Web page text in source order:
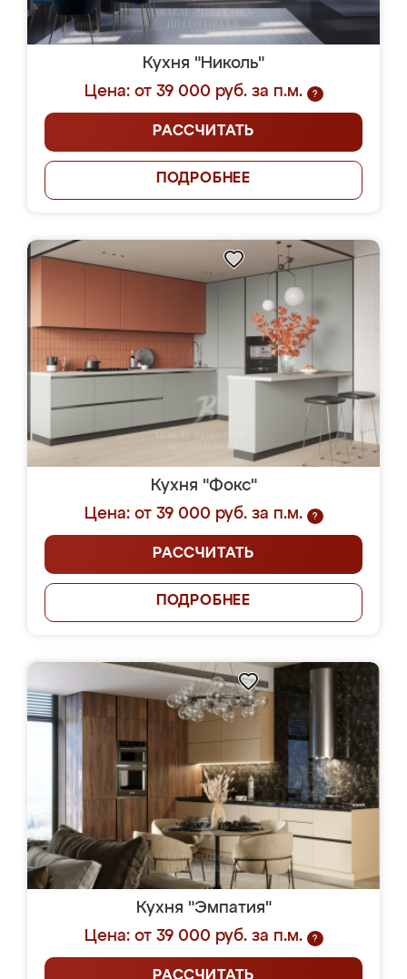
Кухня "Николь"
Цена: от 39 000 руб. за п.м.
?
РАССЧИТАТЬ
ПОДРОБНЕЕ
Кухня "Фокс"
Цена: от 39 000 руб. за п.м.
?
РАССЧИТАТЬ
ПОДРОБНЕЕ
Кухня "Эмпатия"
Цена: от 39 000 руб. за п.м.
?